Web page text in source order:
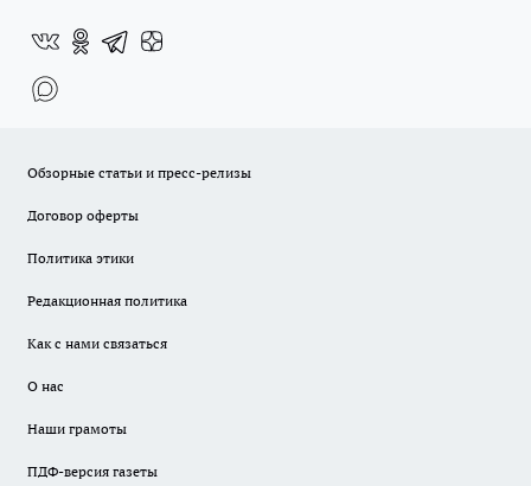
Обзорные статьи и пресс-релизы
Договор оферты
Политика этики
Редакционная политика
Как с нами связаться
О нас
Наши грамоты
ПДФ-версия газеты